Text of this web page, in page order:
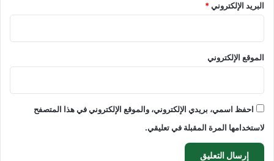
البريد الإلكتروني*
الموقع الإلكتروني
احفظ اسمي، بريدي الإلكتروني، والموقع الإلكتروني في هذا المتصفح
لاستخدامها المرة المقبلة في تعليقي.